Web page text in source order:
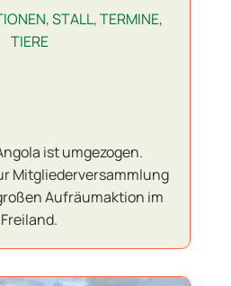
,STALL,TERMINE,
TIERE
ist umgezogen.
Mitgliederversammlung
Aufräumaktion im
Freiland.